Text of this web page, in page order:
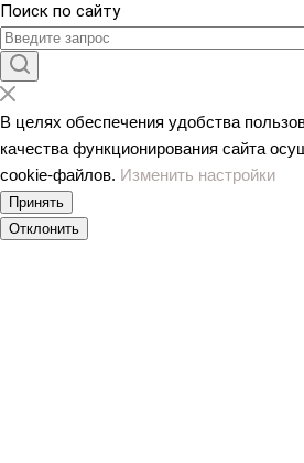
Поиск по сайту
В целях обеспечения удобства
качества функционирования сайта
сookiе-файлов. Изменить настройки
Принять
Отклонить